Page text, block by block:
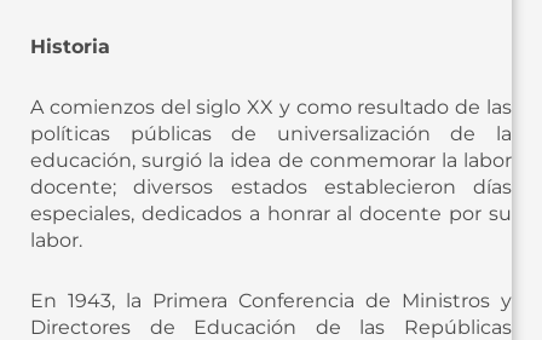
Historia
A comienzos del siglo XX y como resultado de las
políticas públicas de universalización de la
educación, surgió la idea de conmemorar la labor
docente; diversos estados establecieron días
especiales, dedicados a honrar al docente por su
labor.
En 1943, la Primera Conferencia de Ministros y
Directores de Educación de las Repúblicas